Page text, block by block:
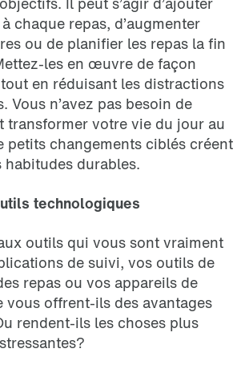
chaque repas, d’augmenter
ou de planifier les repas la fin
les en œuvre de façon
en réduisant les distractions
Vous n’avez pas besoin de
transformer votre vie du jour au
petits changements ciblés créent
habitudes durables.
technologiques
outils qui vous sont vraiment
de suivi, vos outils de
repas ou vos appareils de
vous offrent-ils des avantages
rendent-ils les choses plus